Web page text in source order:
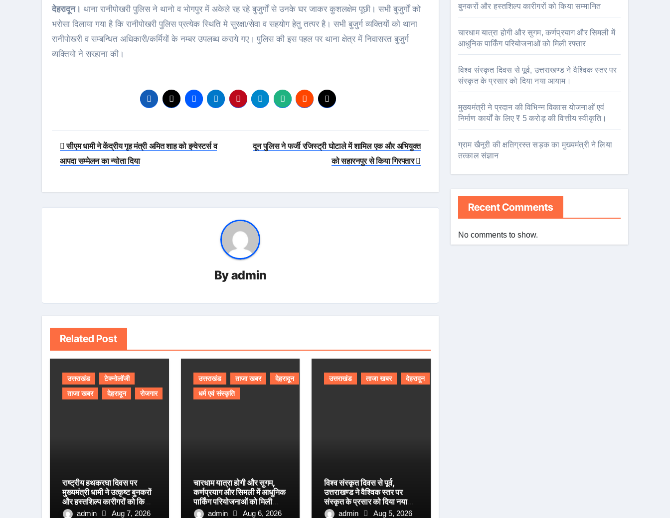
देहरादून। थाना रानीपोखरी पुलिस ने थानो व भोगपुर में अकेले रह रहे बुजुर्गों से उनके घर जाकर कुशलक्षेम पूछी। सभी बुजुर्गों को
भरोसा दिलाया गया है कि रानीपोखरी पुलिस प्रत्येक स्थिति मे सुरक्षा/सेवा व सहयोग हेतु तत्पर है। सभी बुजुर्ग व्यक्तियों को थाना
रानीपोखरी व सम्बन्धित अधिकारी/कर्मियों के नम्बर उपलब्ध कराये गए। पुलिस की इस पहल पर थाना क्षेत्र में निवासरत बुजुर्ग
व्यक्तियो ने सरहाना की।
Post
navigation
सीएम धामी ने केंद्रीय गृह मंत्री अमित शाह को इन्वेस्टर्स व
आपदा सम्मेलन का न्योता दिया
दून पुलिस ने फर्जी रजिस्ट्री घोटाले में शामिल एक और अभियुक्त
को सहारनपुर से किया गिरफ्तार
Byadmin
Related Post
उत्तराखंड
टेक्नोलॉजी
ताजा खबर
देहरादून रोजगार
राष्ट्रीय हथकरघा दिवस पर
मुख्यमंत्री धामी ने उत्कृष्ट बुनकरों
और हस्तशिल्प कारीगरों को किया
सम्मानितadmin Aug 7, 2026
उत्तराखंड ताजा खबर
देहरादून
धर्म एवं संस्कृति
चारधाम यात्रा होगी और सुगम,
कर्णप्रयाग और सिमली में आधुनिक
पार्किंग परियोजनाओं को मिली
रफ्तारadmin Aug 6, 2026
उत्तराखंड ताजा खबर देहरादून
विश्व संस्कृत दिवस से पूर्व,
उत्तराखण्ड ने वैश्विक स्तर पर
संस्कृत के प्रसार को दिया नया
आयाम।admin Aug 5, 2026
बुनकरों और हस्तशिल्प कारीगरों को किया सम्मानित
चारधाम यात्रा होगी और सुगम, कर्णप्रयाग और सिमली में
आधुनिक पार्किंग परियोजनाओं को मिली रफ्तार
विश्व संस्कृत दिवस से पूर्व, उत्तराखण्ड ने वैश्विक स्तर पर
संस्कृत के प्रसार को दिया नया आयाम।
मुख्यमंत्री ने प्रदान की विभिन्न विकास योजनाओं एवं
निर्माण कार्यों के लिए ₹ 5 करोड़ की वित्तीय स्वीकृति।
ग्राम खैनूरी की क्षतिग्रस्त सड़क का मुख्यमंत्री ने लिया
तत्काल संज्ञान
Recent Comments
No comments to show.